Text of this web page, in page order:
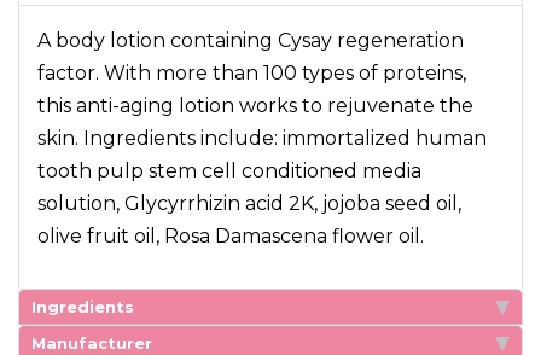
A body lotion containing Cysay regeneration
factor. With more than 100 types of proteins,
this anti-aging lotion works to rejuvenate the
skin. Ingredients include: immortalized human
tooth pulp stem cell conditioned media
solution, Glycyrrhizin acid 2K, jojoba seed oil,
olive fruit oil, Rosa Damascena flower oil.
Ingredients
Manufacturer